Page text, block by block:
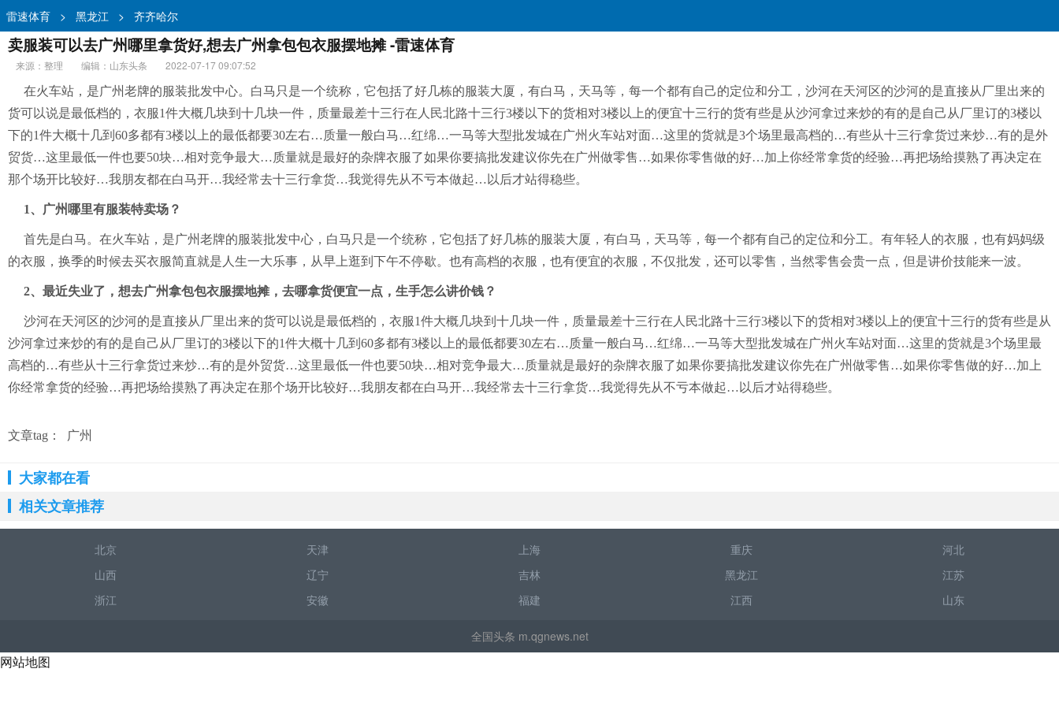
雷速体育 > 黑龙江 > 齐齐哈尔
卖服装可以去广州哪里拿货好,想去广州拿包包衣服摆地摊 -雷速体育
来源：整理 编辑：山东头条
2022-07-17 09:07:52
在火车站，是广州老牌的服装批发中心。白马只是一个统称，它包括了好几栋的服装大厦，有白马，天马等，每一个都有自己的定位和分工，沙河在天河区的沙河的是直接从厂里出来的
货可以说是最低档的，衣服1件大概几块到十几块一件，质量最差十三行在人民北路十三行3楼以下的货相对3楼以上的便宜十三行的货有些是从沙河拿过来炒的有的是自己从厂里订的3楼以
下的1件大概十几到60多都有3楼以上的最低都要30左右…质量一般白马…红绵…一马等大型批发城在广州火车站对面…这里的货就是3个场里最高档的…有些从十三行拿货过来炒…有的是外
贸货…这里最低一件也要50块…相对竞争最大…质量就是最好的杂牌衣服了如果你要搞批发建议你先在广州做零售…如果你零售做的好…加上你经常拿货的经验…再把场给摸熟了再决定在
那个场开比较好…我朋友都在白马开…我经常去十三行拿货…我觉得先从不亏本做起…以后才站得稳些。
1、广州哪里有服装特卖场？
首先是白马。在火车站，是广州老牌的服装批发中心，白马只是一个统称，它包括了好几栋的服装大厦，有白马，天马等，每一个都有自己的定位和分工。有年轻人的衣服，也有妈妈级
的衣服，换季的时候去买衣服简直就是人生一大乐事，从早上逛到下午不停歇。也有高档的衣服，也有便宜的衣服，不仅批发，还可以零售，当然零售会贵一点，但是讲价技能来一波。
2、最近失业了，想去广州拿包包衣服摆地摊，去哪拿货便宜一点，生手怎么讲价钱？
沙河在天河区的沙河的是直接从厂里出来的货可以说是最低档的，衣服1件大概几块到十几块一件，质量最差十三行在人民北路十三行3楼以下的货相对3楼以上的便宜十三行的货有些是从
沙河拿过来炒的有的是自己从厂里订的3楼以下的1件大概十几到60多都有3楼以上的最低都要30左右…质量一般白马…红绵…一马等大型批发城在广州火车站对面…这里的货就是3个场里最
高档的…有些从十三行拿货过来炒…有的是外贸货…这里最低一件也要50块…相对竞争最大…质量就是最好的杂牌衣服了如果你要搞批发建议你先在广州做零售…如果你零售做的好…加上
你经常拿货的经验…再把场给摸熟了再决定在那个场开比较好…我朋友都在白马开…我经常去十三行拿货…我觉得先从不亏本做起…以后才站得稳些。
文章tag： 广州
大家都在看
相关文章推荐
北京 天津 上海 重庆
河北
山西
辽宁 吉林 黑龙江
江苏
浙江
安徽 福建 江西 山东
全国头条 m.qgnews.net
网站地图